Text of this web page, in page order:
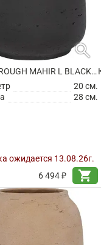
search
КАШПО ROUGH MAHIR L BLACK WASHED
20 см.
28 см.
ожидается 13.08.26г.
6 494 ₽
shopping_cart